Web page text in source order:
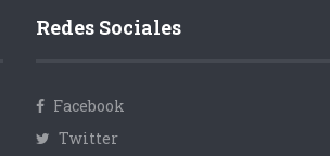
Redes Sociales
Facebook
Twitter